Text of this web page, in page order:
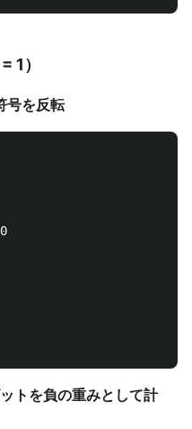
1）
号を反転
トを負の重みとして計